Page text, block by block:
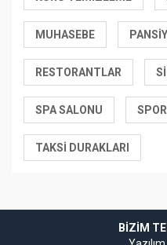
MUHASEBE
RESTORANTLAR
SPA SALONU
TAKSI DURAKLARI
BIZIM